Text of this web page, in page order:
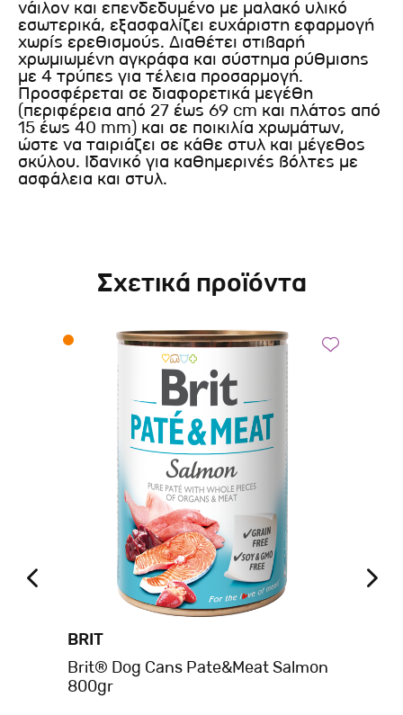
νάιλον και επενδεδυμένο με μαλακό υλικό
εσωτερικά, εξασφαλίζει ευχάριστη εφαρμογή
χωρίς ερεθισμούς. Διαθέτει στιβαρή
χρωμιωμένη αγκράφα και σύστημα ρύθμισης
με 4 τρύπες για τέλεια προσαρμογή.
Προσφέρεται σε διαφορετικά μεγέθη
(περιφέρεια από 27 έως 69 cm και πλάτος από
15 έως 40 mm) και σε ποικιλία χρωμάτων,
ώστε να ταιριάζει σε κάθε στυλ και μέγεθος
σκύλου. Ιδανικό για καθημερινές βόλτες με
ασφάλεια και στυλ.
Σχετικά προϊόντα
BRIT
Brit® Dog Cans Pate&Meat Salmon
800gr